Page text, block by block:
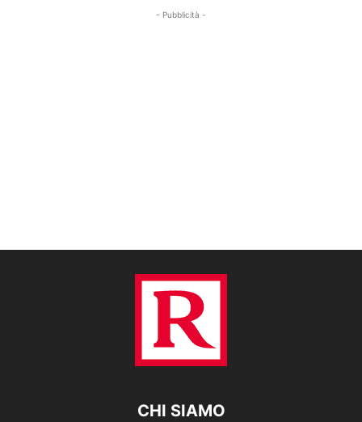
- Pubblicità -
CHI SIAMO